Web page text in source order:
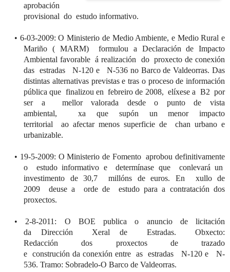
aprobación
provisional do estudo informativo.
• 6-03-2009: O Ministerio de Medio Ambiente, e Medio Rural e
Mariño ( MARM) formulou a Declaración de Impacto
Ambiental favorableá realización doproxecto de conexión
das estradas N-120 eN-536 no Barco deValdeorras. Das
distintas alternativas previstas e tras o proceso de información
pública que finalizou enfebreiro de 2008, elíxese a B2 por
ser a mellorvalorada desde o punto de vista
ambiental,xa que supón un menor impacto
territorial ao afectar menos superficie de chan urbano e
urbanizable.
• 19-5-2009: O Ministerio de Fomentoaprobou definitivamente
o estudoinformativo edetermínase que conlevará un
investimento de 30,7 millóns de euros. En xullode
2009 deusea ordede estudopara a contratacióndos
proxectos.
• 2-8-2011: O BOE publicao anuncio de licitación
da Dirección Xeral de Estradas. Obxecto:
Redaccióndos proxectosde trazado
e construción da conexión entre as estradas N-120 e N-
536. Tramo: Sobradelo-O Barco de Valdeorras.